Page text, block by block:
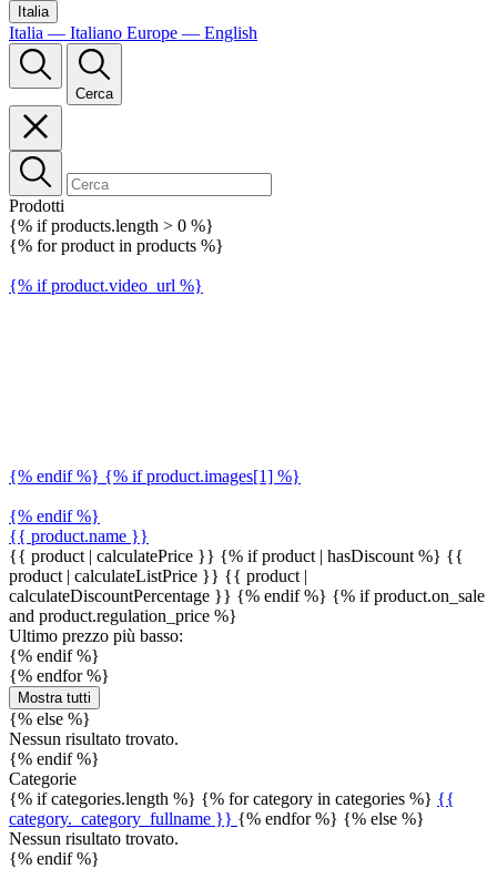
Italia
Italia — Italiano Europe — English
Cerca
Prodotti
{% if products.length > 0 %}
{% for product in products %}
{% if product.video_url %}
{% endif %} {% if product.images[1] %}
{% endif %}
{{ product.name }}
{{ product | calculatePrice }} {% if product | hasDiscount %} {{
product | calculateListPrice }} {{ product |
calculateDiscountPercentage }} {% endif %} {% if product.on_sale
and product.regulation_price %}
Ultimo prezzo più basso:
{% endif %}
{% endfor %}
Mostra tutti
{% else %}
Nessun risultato trovato.
{% endif %}
Categorie
{% if categories.length %} {% for category in categories %} {{
category._category_fullname }} {% endfor %} {% else %}
Nessun risultato trovato.
{% endif %}